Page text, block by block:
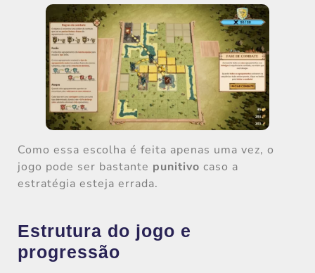
Como essa escolha é feita apenas uma vez, o
jogo pode ser bastante punitivo caso a
estratégia esteja errada.
Estrutura do jogo e
progressão